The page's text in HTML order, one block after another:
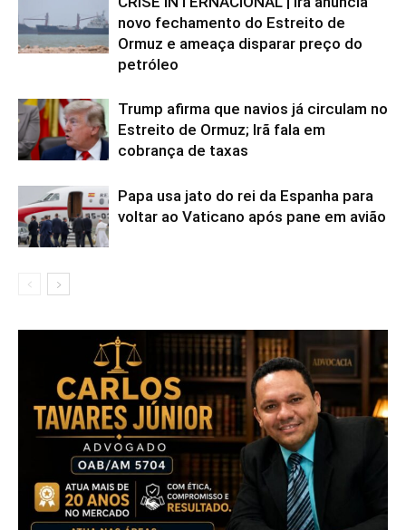
novo fechamento do Estreito de
Ormuz e ameaça disparar preço do
petróleo
Trump afirma que navios já circulam no
Estreito de Ormuz; Irã fala em
cobrança de taxas
Papa usa jato do rei da Espanha para
voltar ao Vaticano após pane em avião